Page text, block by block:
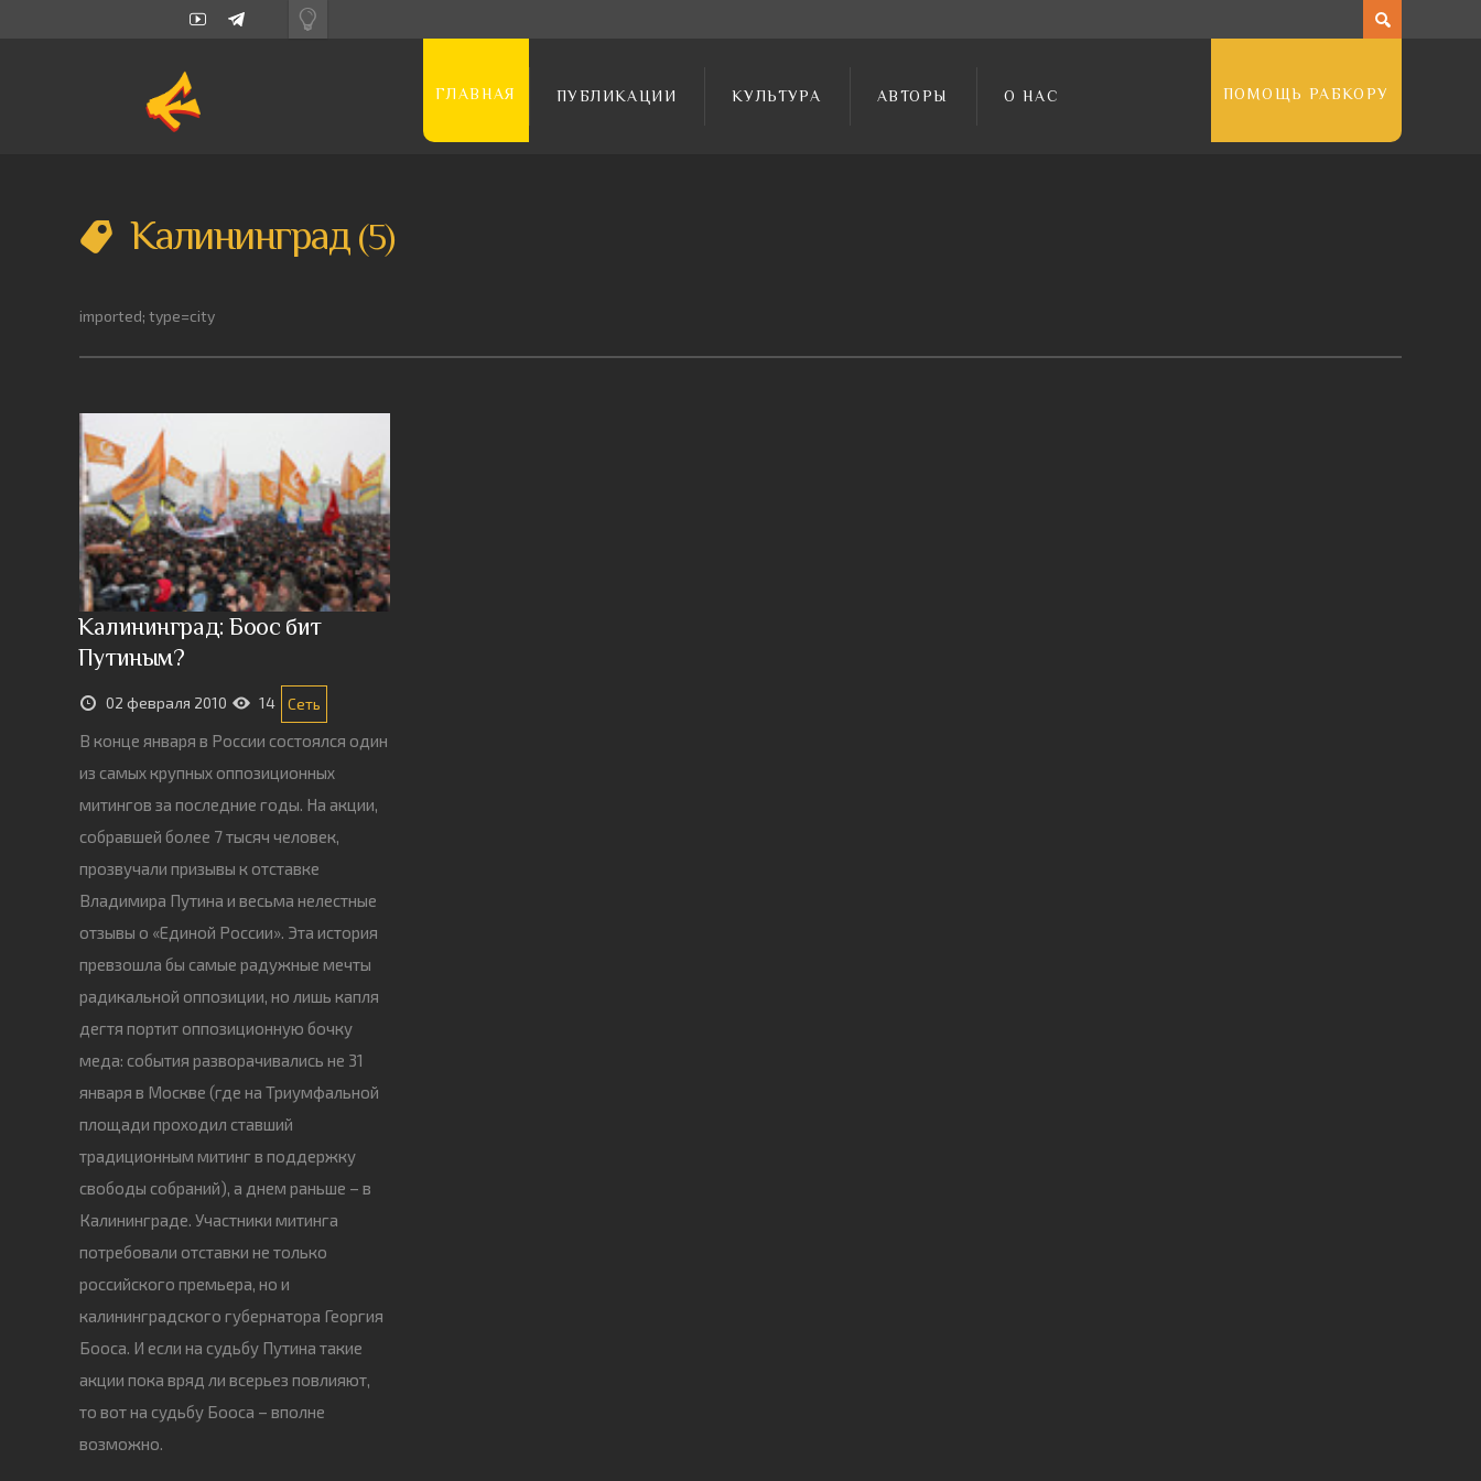
ГЛАВНАЯ ПУБЛИКАЦИИ КУЛЬТУРА АВТОРЫ О НАС ПОМОЩЬ РАБКОРУ
Калининград 5
imported; type=city
Калининград: Боос бит
Путиным?
02 февраля 2010 14 Сеть
В конце января в России состоялся один
из самых крупных оппозиционных
митингов за последние годы. На акции,
собравшей более 7 тысяч человек,
прозвучали призывы к отставке
Владимира Путина и весьма нелестные
отзывы о «Единой России». Эта история
превзошла бы самые радужные мечты
радикальной оппозиции, но лишь капля
дегтя портит оппозиционную бочку
меда: события разворачивались не 31
января в Москве (где на Триумфальной
площади проходил ставший
традиционным митинг в поддержку
свободы собраний), а днем раньше – в
Калининграде. Участники митинга
потребовали отставки не только
российского премьера, но и
калининградского губернатора Георгия
Бооса. И если на судьбу Путина такие
акции пока вряд ли всерьез повлияют,
то вот на судьбу Бооса – вполне
возможно.